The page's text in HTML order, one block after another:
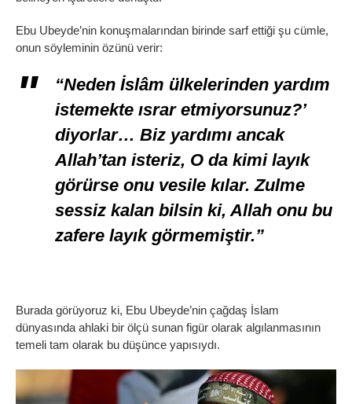
Ebu Ubeyde’nin konuşmalarından birinde sarf ettiği şu cümle,
onun söyleminin özünü verir:
“Neden İslâm ülkelerinden yardım
istemekte ısrar etmiyorsunuz?’
diyorlar… Biz yardımı ancak
Allah’tan isteriz, O da kimi layık
görürse onu vesile kılar. Zulme
sessiz kalan bilsin ki, Allah onu bu
zafere layık görmemiştir.”
Burada görüyoruz ki, Ebu Ubeyde’nin çağdaş İslam
dünyasında ahlaki bir ölçü sunan figür olarak algılanmasının
temeli tam olarak bu düşünce yapısıydı.